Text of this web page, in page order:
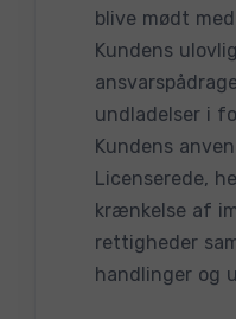
blive mødt
Kundens
undladelser i
Kundens
Licenserede,
krænkelse af
rettigheder
handlinger og